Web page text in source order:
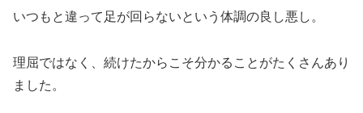
いつもと違って足が回らないという体調の良し悪し。
理屈ではなく、続けたからこそ分かることがたくさんあり
ました。